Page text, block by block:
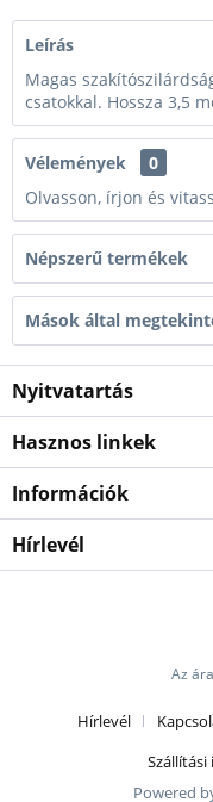
Leírás
Magas
csatokkal. Hossza 3,5
Vélemények
0
Olvasson, írjon és
Népszerű termékek
Mások által
Nyitvatartás
Hasznos linkek
Információk
Hírlevél
Az
Hírlevél
Powered